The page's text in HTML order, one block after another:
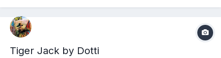
Tiger Jack by Dotti